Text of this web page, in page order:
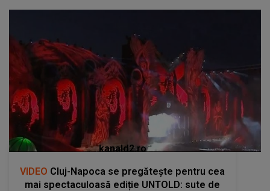
kanald2.ro
VIDEO Cluj-Napoca se pregătește pentru cea
mai spectaculoasă ediție UNTOLD: sute de